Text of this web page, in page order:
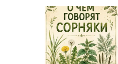
укроп.